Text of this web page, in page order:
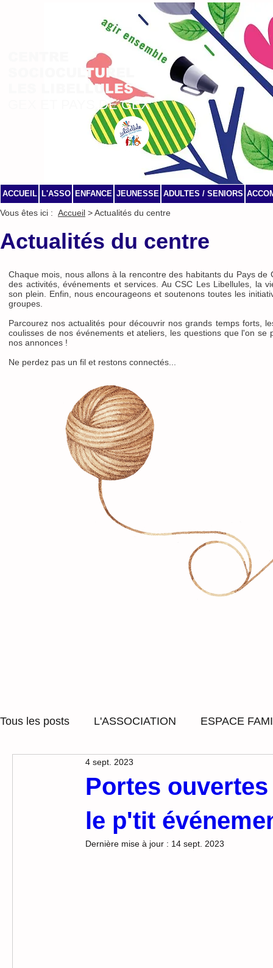
SOCIOCULTUREL
LES LIBELLULES
GEX ET PAYS DE GEX
ACCUEIL L'ASSO ENFANCE JEUNESSE ADULTES / SENIORS
Vous êtes ici : Accueil > Actualités du centre
Actualités du centre
Chaque mois, nous allons à la rencontre des habitants du Pays de
des activités, événements et services. Au CSC Les Libellules, la
son plein. Enfin, nous encourageons et soutenons toutes les
groupes.
Parcourez nos actualités pour découvrir nos grands temps forts,
coulisses de nos événements et ateliers, les questions que l'on se
nos annonces !
Ne perdez pas un fil et restons connectés...
Tous les posts L'ASSOCIATION ESPACE
ACCOMPAGNEMENT SOCIAL
LUDOTHEQUE
Portes
le p'tit
4 sept. 2023
Dernière mise à jour : 14 sept. 2023